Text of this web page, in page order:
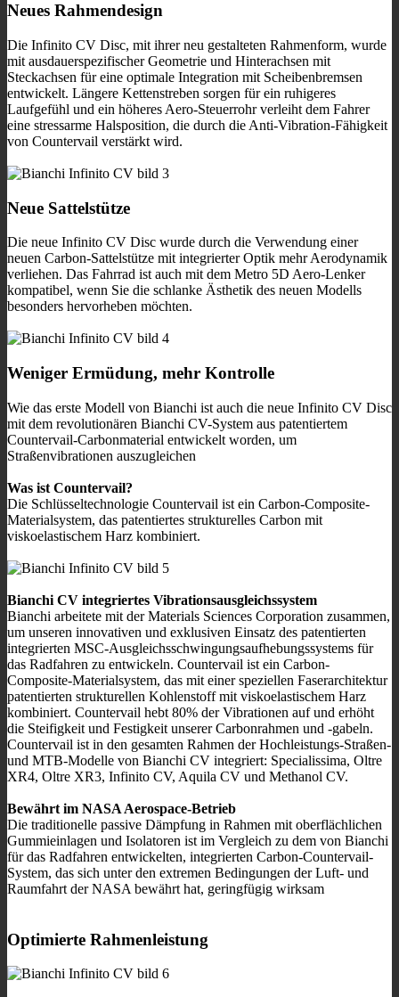
Neues Rahmendesign
Die Infinito CV Disc, mit ihrer neu gestalteten Rahmenform, wurde
mit ausdauerspezifischer Geometrie und Hinterachsen mit
Steckachsen für eine optimale Integration mit Scheibenbremsen
entwickelt. Längere Kettenstreben sorgen für ein ruhigeres
Laufgefühl und ein höheres Aero-Steuerrohr verleiht dem Fahrer
eine stressarme Halsposition, die durch die Anti-Vibration-Fähigkeit
von Countervail verstärkt wird.
Neue Sattelstütze
Die neue Infinito CV Disc wurde durch die Verwendung einer
neuen Carbon-Sattelstütze mit integrierter Optik mehr Aerodynamik
verliehen. Das Fahrrad ist auch mit dem Metro 5D Aero-Lenker
kompatibel, wenn Sie die schlanke Ästhetik des neuen Modells
besonders hervorheben möchten.
Weniger Ermüdung, mehr Kontrolle
Wie das erste Modell von Bianchi ist auch die neue Infinito CV Disc
mit dem revolutionären Bianchi CV-System aus patentiertem
Countervail-Carbonmaterial entwickelt worden, um
Straßenvibrationen auszugleichen
Was ist Countervail?
Die Schlüsseltechnologie Countervail ist ein Carbon-Composite-
Materialsystem, das patentiertes strukturelles Carbon mit
viskoelastischem Harz kombiniert.
Bianchi CV integriertes Vibrationsausgleichssystem
Bianchi arbeitete mit der Materials Sciences Corporation zusammen,
um unseren innovativen und exklusiven Einsatz des patentierten
integrierten MSC-Ausgleichsschwingungsaufhebungssystems für
das Radfahren zu entwickeln. Countervail ist ein Carbon-
Composite-Materialsystem, das mit einer speziellen Faserarchitektur
patentierten strukturellen Kohlenstoff mit viskoelastischem Harz
kombiniert. Countervail hebt 80% der Vibrationen auf und erhöht
die Steifigkeit und Festigkeit unserer Carbonrahmen und -gabeln.
Countervail ist in den gesamten Rahmen der Hochleistungs-Straßen-
und MTB-Modelle von Bianchi CV integriert: Specialissima, Oltre
XR4, Oltre XR3, Infinito CV, Aquila CV und Methanol CV.
Bewährt im NASA Aerospace-Betrieb
Die traditionelle passive Dämpfung in Rahmen mit oberflächlichen
Gummieinlagen und Isolatoren ist im Vergleich zu dem von Bianchi
für das Radfahren entwickelten, integrierten Carbon-Countervail-
System, das sich unter den extremen Bedingungen der Luft- und
Raumfahrt der NASA bewährt hat, geringfügig wirksam
Optimierte Rahmenleistung